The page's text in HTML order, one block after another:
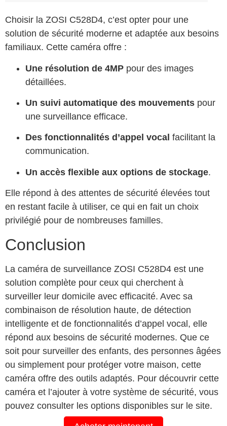
Choisir la ZOSI C528D4, c’est opter pour une
solution de sécurité moderne et adaptée aux besoins
familiaux. Cette caméra offre :
Une résolution de 4MP pour des images
détaillées.
Un suivi automatique des mouvements pour
une surveillance efficace.
Des fonctionnalités d’appel vocal facilitant la
communication.
Un accès flexible aux options de stockage.
Elle répond à des attentes de sécurité élevées tout
en restant facile à utiliser, ce qui en fait un choix
privilégié pour de nombreuses familles.
Conclusion
La caméra de surveillance ZOSI C528D4 est une
solution complète pour ceux qui cherchent à
surveiller leur domicile avec efficacité. Avec sa
combinaison de résolution haute, de détection
intelligente et de fonctionnalités d’appel vocal, elle
répond aux besoins de sécurité modernes. Que ce
soit pour surveiller des enfants, des personnes âgées
ou simplement pour protéger votre maison, cette
caméra offre des outils adaptés. Pour découvrir cette
caméra et l’ajouter à votre système de sécurité, vous
pouvez consulter les options disponibles sur le site.